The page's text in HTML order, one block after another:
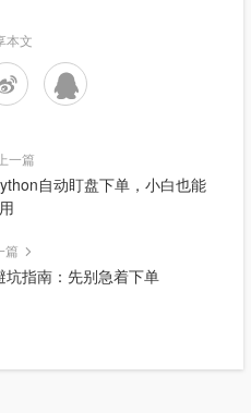
本文
上一篇
自动盯盘下单，小白也能
用
篇
指南：先别急着下单